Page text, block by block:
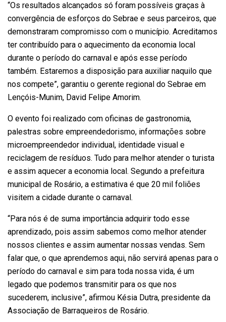
“Os resultados alcançados só foram possíveis graças à
convergência de esforços do Sebrae e seus parceiros, que
demonstraram compromisso com o município. Acreditamos
ter contribuído para o aquecimento da economia local
durante o período do carnaval e após esse período
também. Estaremos a disposição para auxiliar naquilo que
nos compete”, garantiu o gerente regional do Sebrae em
Lençóis-Munim, David Felipe Amorim.
O evento foi realizado com oficinas de gastronomia,
palestras sobre empreendedorismo, informações sobre
microempreendedor individual, identidade visual e
reciclagem de resíduos. Tudo para melhor atender o turista
e assim aquecer a economia local. Segundo a prefeitura
municipal de Rosário, a estimativa é que 20 mil foliões
visitem a cidade durante o carnaval.
“Para nós é de suma importância adquirir todo esse
aprendizado, pois assim sabemos como melhor atender
nossos clientes e assim aumentar nossas vendas. Sem
falar que, o que aprendemos aqui, não servirá apenas para o
período do carnaval e sim para toda nossa vida, é um
legado que podemos transmitir para os que nos
sucederem, inclusive”, afirmou Késia Dutra, presidente da
Associação de Barraqueiros de Rosário.